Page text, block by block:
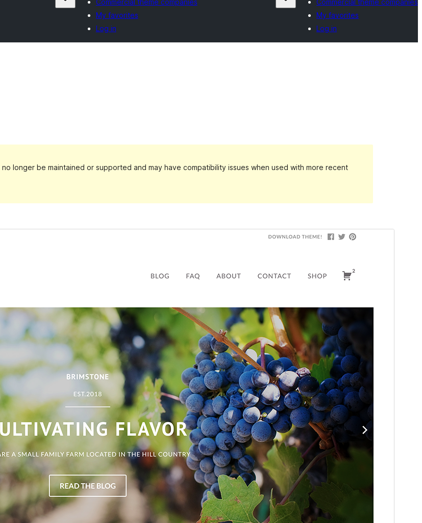
Commercial theme companies
My favorites
Log in
Commercial theme companies
My favorites
Log in
no longer be maintained or supported and may have compatibility issues when used with more recent
అక్టోబర్ 11, 2018
Active installations
Theme homepage